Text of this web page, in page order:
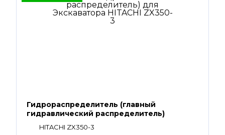
Гидрораспределитель (главный
гидравлический распределитель)
HITACHI ZX350-3